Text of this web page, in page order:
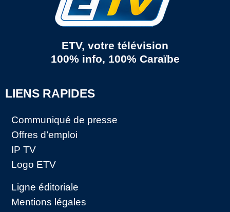
ETV, votre télévision
100% info, 100% Caraïbe
LIENS RAPIDES
Communiqué de presse
Offres d’emploi
IP TV
Logo ETV
Ligne éditoriale
Mentions légales